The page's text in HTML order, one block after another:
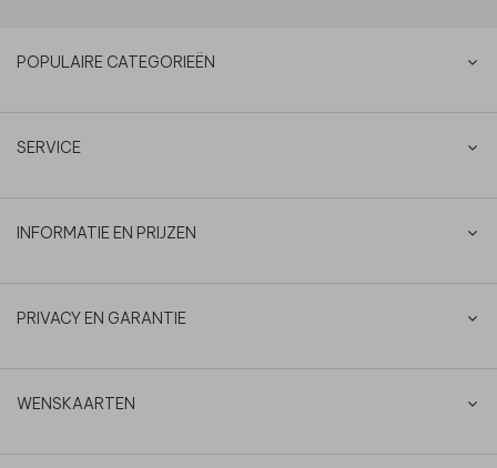
POPULAIRE CATEGORIEËN
SERVICE
INFORMATIE EN PRIJZEN
PRIVACY EN GARANTIE
WENSKAARTEN